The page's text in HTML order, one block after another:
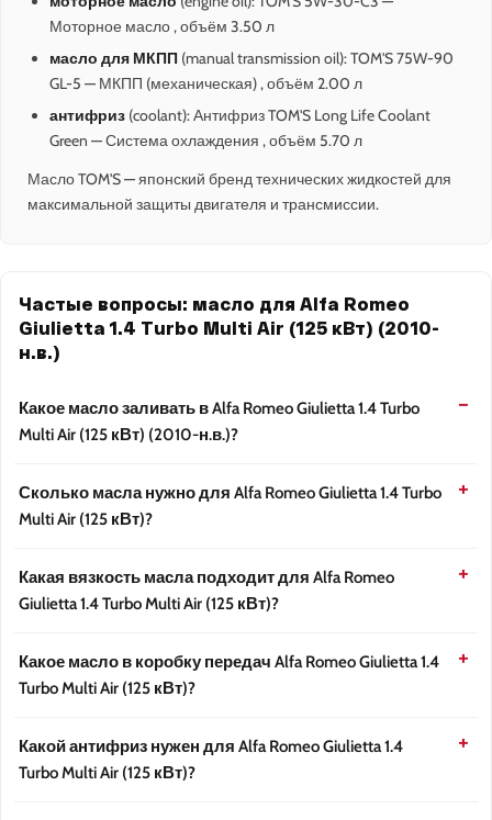
Моторное масло , объём 3.50 л
масло для МКПП (manual transmission oil): TOM'S 75W-90
GL-5 — МКПП (механическая) , объём 2.00 л
антифриз (coolant): Антифриз TOM'S Long Life Coolant
Green — Система охлаждения , объём 5.70 л
Масло TOM'S — японский бренд технических жидкостей для
максимальной защиты двигателя и трансмиссии.
Частые вопросы: масло для Alfa Romeo
Giulietta 1.4 Turbo Multi Air (125 кВт) (2010-
н.в.)
Какое масло заливать в Alfa Romeo Giulietta 1.4 Turbo
Multi Air (125 кВт) (2010-н.в.)?
Сколько масла нужно для Alfa Romeo Giulietta 1.4 Turbo
Multi Air (125 кВт)?
Какая вязкость масла подходит для Alfa Romeo
Giulietta 1.4 Turbo Multi Air (125 кВт)?
Какое масло в коробку передач Alfa Romeo Giulietta 1.4
Turbo Multi Air (125 кВт)?
Какой антифриз нужен для Alfa Romeo Giulietta 1.4
Turbo Multi Air (125 кВт)?